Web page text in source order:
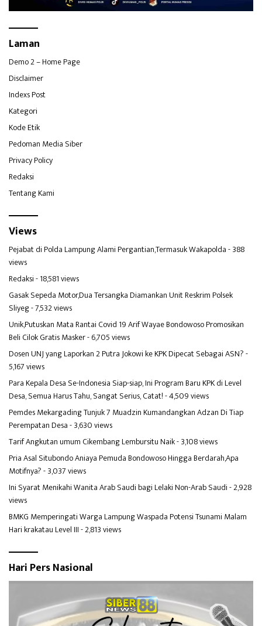
Laman
Demo 2 – Home Page
Disclaimer
Indexs Post
Kategori
Kode Etik
Pedoman Media Siber
Privacy Policy
Redaksi
Tentang Kami
Views
Pejabat di Polda Lampung Alami Pergantian,Termasuk Wakapolda- 388
views
Redaksi- 18,581 views
Gasak Sepeda Motor,Dua Tersangka Diamankan Unit Reskrim Polsek
Sliyeg- 7,532 views
Unik,Putuskan Mata Rantai Covid 19 Arif Wayae Bondowoso Promosikan
Beli Cilok Gratis Masker- 6,705 views
Dosen UNJ yang Laporkan 2 Putra Jokowi ke KPK Dipecat Sebagai ASN?-
5,167 views
Para Kepala Desa Se-Indonesia Siap-siap, Ini Program Baru KPK di Level
Desa, Semua Harus Tahu, Sangat Serius, Catat!- 4,509 views
Pemdes Mekargading Tunjuk 7 Muadzin Kumandangkan Adzan Di Tiap
Perempatan Desa- 3,630 views
Tarif Angkutan umum Cikembang Lembursitu Naik- 3,108 views
Pria Asal Situbondo Aniaya Pemuda Bondowoso Hingga Berdarah,Apa
Motifnya?- 3,037 views
Ini Syarat Menikahi Wanita Arab Saudi bagi Lelaki Non-Arab Saudi- 2,928
views
BMKG Memperingati Warga Lampung Waspada Potensi Tsunami Malam
Hari krakatau Level III- 2,813 views
Hari Pers Nasional